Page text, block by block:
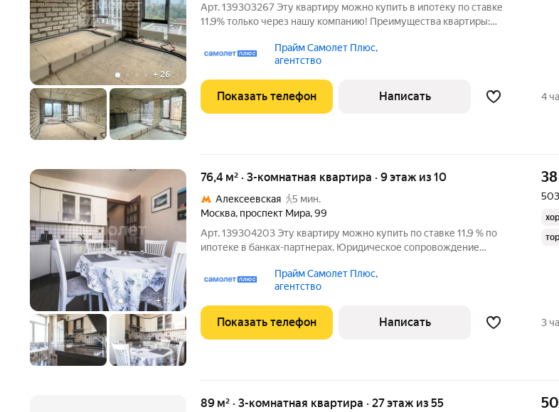
+ 26
Арт. 139303267 Эту квартиру можно купить в ипотеку по ставке
11,9% только через нашу компанию! Преимущества квартиры:
паркинг и современные лобби; высокий потенциал роста
Прайм Самолет Плюс,
агентство
Показать телефон Написать 4
+11
76,4 м² · 3-комнатная квартира · 9 этаж из 10
Алексеевская
5 мин.
Москва, проспект Мира,99
Арт. 139304203 Эту квартиру можно купить по ставке 11,9 % по
ипотеке в банках-партнерах. Юридическое сопровождение
уютная квартира в красивом 10-этажном кирпичном доме,
построенном в 1959
Прайм Самолет Плюс,
агентство
Показать телефон Написать 3
89 м² · 3-комнатная квартира · 27 этаж из 55